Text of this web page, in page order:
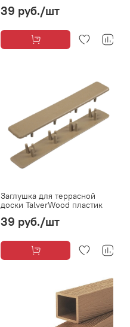
39 руб./шт
Заглушка для террасной
доски TalverWood пластик
39 руб./шт